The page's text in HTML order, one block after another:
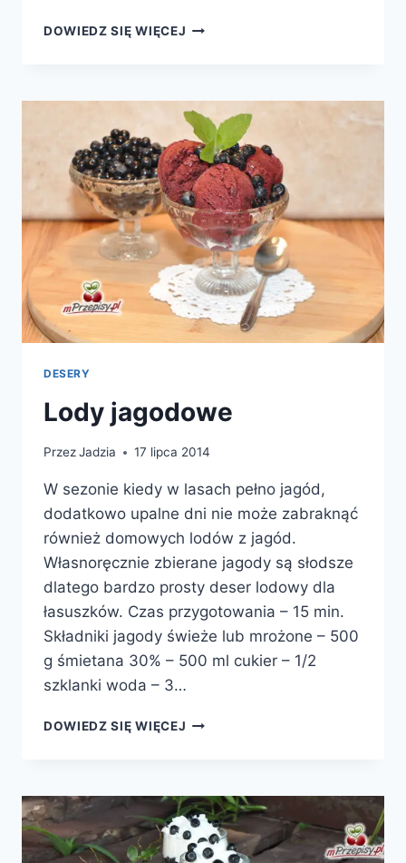
DOWIEDZ SIĘ WIĘCEJ JABŁKOWA
DESERY
Lody jagodowe
PrzezJadzia 17 lipca 2014
W sezonie kiedy w lasach pełno jagód,
dodatkowo upalne dni nie może zabraknąć
również domowych lodów z jagód.
Własnoręcznie zbierane jagody są słodsze
dlatego bardzo prosty deser lodowy dla
łasuszków. Czas przygotowania – 15 min.
Składniki jagody świeże lub mrożone – 500
g śmietana 30% – 500 ml cukier – 1/2
szklanki woda – 3…
DOWIEDZ SIĘ WIĘCEJ LODY